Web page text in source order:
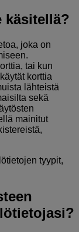
käsitellä?
joka on
tai kun
korttia
lähteistä
sekä
mainitut
tyypit,